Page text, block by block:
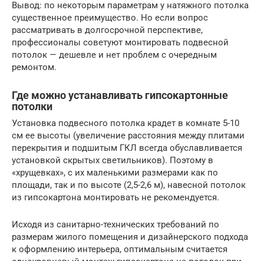
Вывод: по некоторым параметрам у натяжного потолка
существенное преимущество. Но если вопрос
рассматривать в долгосрочной перспективе,
профессионалы советуют монтировать подвесной
потолок — дешевле и нет проблем с очередным
ремонтом.
Где можно устанавливать гипсокартонные
потолки
Установка подвесного потолка крадет в комнате 5-10
см ее высоты (увеличение расстояния между плитами
перекрытия и подшитым ГКЛ всегда обуславливается
установкой скрытых светильников). Поэтому в
«хрущевках», с их маленькими размерами как по
площади, так и по высоте (2,5-2,6 м), навесной потолок
из гипсокартона монтировать не рекомендуется.
Исходя из санитарно-технических требований по
размерам жилого помещения и дизайнерского подхода
к оформлению интерьера, оптимальным считается